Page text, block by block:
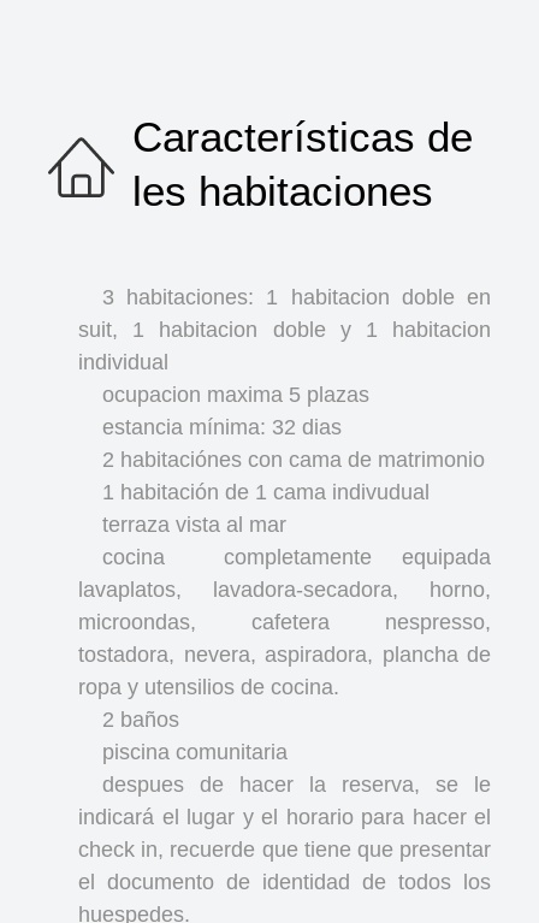
Características de
les habitaciones
3 habitaciones: 1 habitacion doble en
suit, 1 habitacion doble y 1 habitacion
individual
ocupacion maxima 5 plazas
estancia mínima: 32 dias
2 habitaciónes con cama de matrimonio
1 habitación de 1 cama indivudual
terraza vista al mar
cocina
completamente equipada
lavaplatos, lavadora-secadora, horno,
microondas, cafetera nespresso,
tostadora, nevera, aspiradora, plancha de
ropa y utensilios de cocina.
2 baños
piscina comunitaria
despues de hacer la reserva, se le
indicará el lugar y el horario para hacer el
check in, recuerde que tiene que presentar
el documento de identidad de todos los
huespedes.